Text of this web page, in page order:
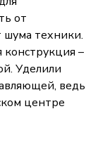
от
шума техники.
конструкция –
Уделили
ведь
центре